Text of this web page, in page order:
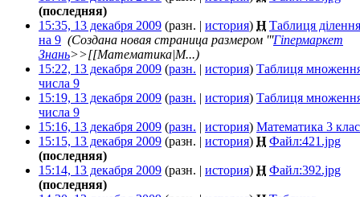
(последняя)
15:35, 13 декабря 2009 (разн. | история) Н Таблиця ділення
на 9 (Создана новая страница размером '''Гіпермаркет
Знань>>[[Математика|М...)
15:22, 13 декабря 2009 (разн. | история) Таблиця
числа 9
15:19, 13 декабря 2009 (разн. | история) Таблиця
числа 9
15:16, 13 декабря 2009 (разн. | история) Математика 3 клас
15:15, 13 декабря 2009 (разн. | история) Н Файл:421.jpg
(последняя)
15:14, 13 декабря 2009 (разн. | история) Н Файл:392.jpg
(последняя)